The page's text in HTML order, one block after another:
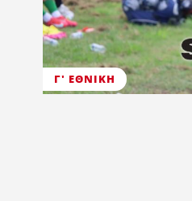
Γ' ΕΘΝΙΚΉ